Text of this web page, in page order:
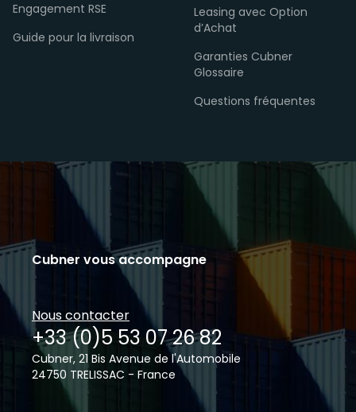
Cubner vous accompagne
Nous contacter
+33 (0)5 53 07 26 82
Cubner, 21 Bis Avenue de l'Automobile
24750 TRELISSAC - France
Engagement RSE
Guide pour la livraison
Leasing avec Option
d’Achat
Garanties Cubner
Glossaire
Questions fréquentes